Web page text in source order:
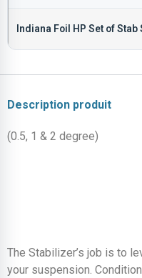
Indiana Foil HP Set of
Description produit
(0.5, 1 & 2 degree)
The Stabilizer’s job is to
your suspension.